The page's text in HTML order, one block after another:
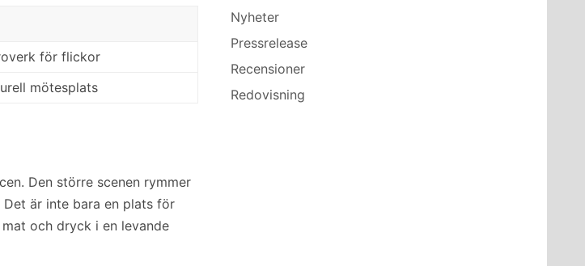
för flickor
mötesplats
Den större scenen rymmer
är inte bara en plats för
och dryck i en levande
Nyheter
Pressrelease
Recensioner
Redovisning